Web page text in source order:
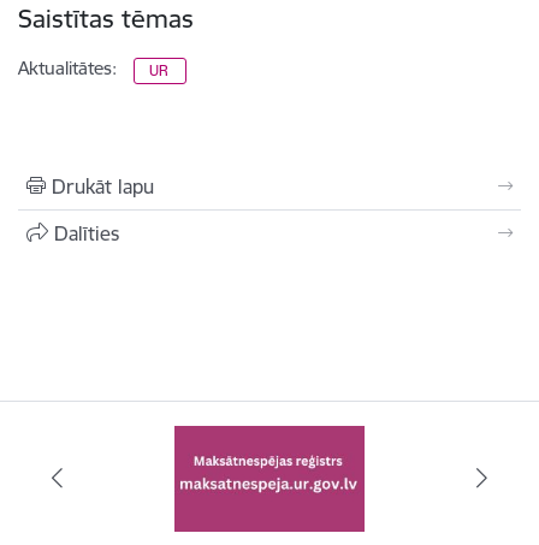
Saistītas tēmas
Aktualitātes: UR
Drukāt lapu
Dalīties